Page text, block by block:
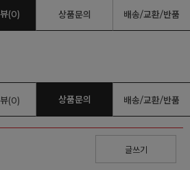
(0) 상품문의 배송/교환/반품
(0) 상품문의 배송/교환/반품
글쓰기